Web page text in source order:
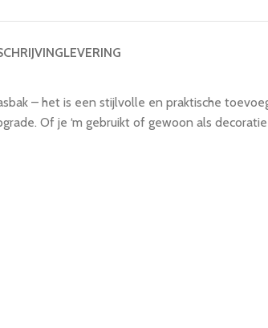
LEVERING
– het is een stijlvolle en praktische
Of je ‘m gebruikt of gewoon als